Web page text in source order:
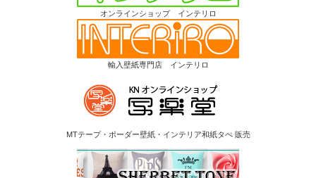
オンラインショップ インテリロ
輸入壁紙専門店 インテリロ
MTテープ・ボーダー壁紙・インテリア和紙タぺ 販売